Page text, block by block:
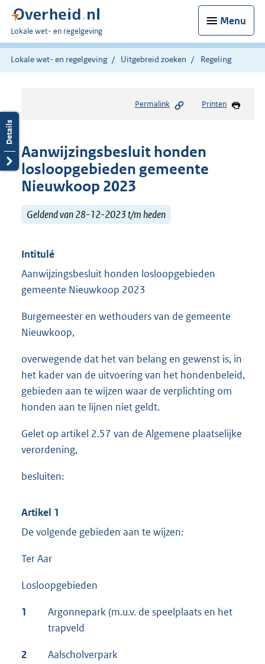
Menu
U
bent
hier:
Lokale wet- en regelgeving
Lokale wet- en regelgeving Uitgebreid zoeken Regeling
Permalink Printen
Aanwijzingsbesluit honden
losloopgebieden gemeente
Nieuwkoop 2023
Geldend van 28-12-2023 t/m heden
Intitulé
Aanwijzingsbesluit honden losloopgebieden
gemeente Nieuwkoop 2023
Burgemeester en wethouders van de gemeente
Nieuwkoop,
overwegende dat het van belang en gewenst is, in
het kader van de uitvoering van het hondenbeleid,
gebieden aan te wijzen waar de verplichting om
honden aan te lijnen niet geldt.
Gelet op artikel 2.57 van de Algemene plaatselijke
verordening,
besluiten:
Artikel 1
De volgende gebieden aan te wijzen:
Ter Aar
Losloopgebieden
1
Argonnepark (m.u.v. de speelplaats en het
trapveld
2 Aalscholverpark